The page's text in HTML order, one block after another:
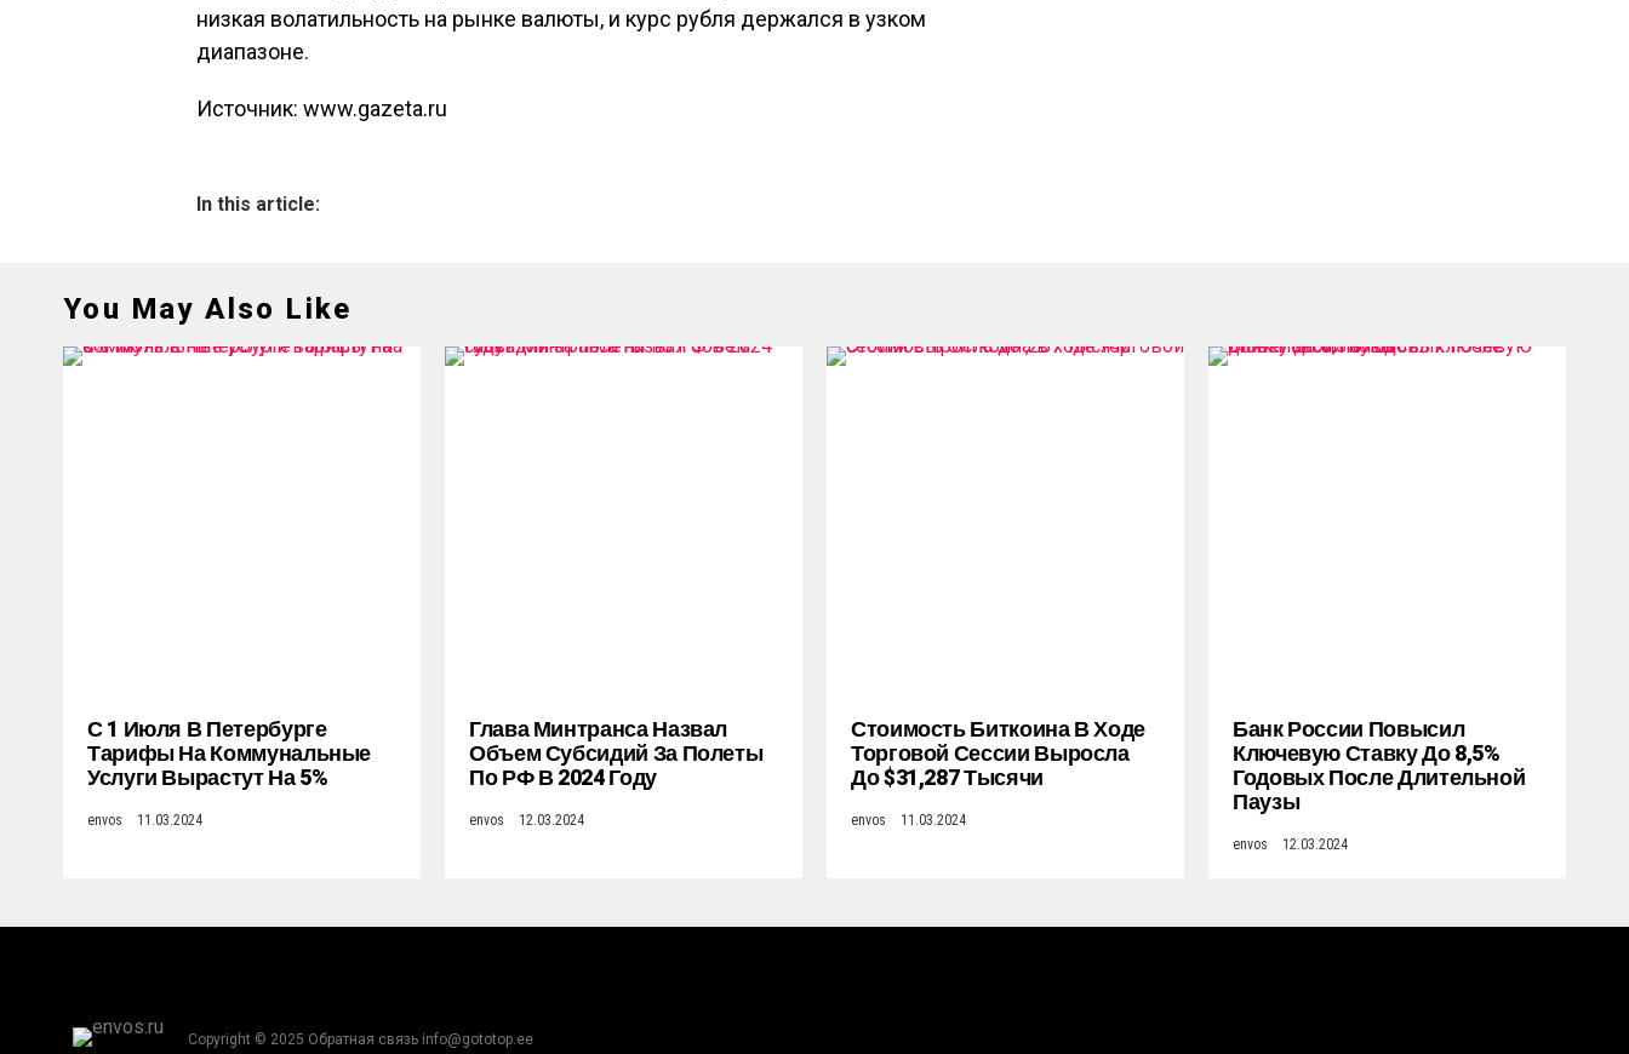
низкая волатильность на рынке валюты, и курс рубля держался в узком
диапазоне.
Источник: www.gazeta.ru
In this article:
You May Also Like
С 1 Июля В Петербурге
Тарифы На Коммунальные
Услуги Вырастут На 5%
envos 11.03.2024
Глава Минтранса Назвал
Объем Субсидий За Полеты
По РФ В 2024 Году
envos 12.03.2024
Стоимость Биткоина В Ходе
Торговой Сессии Выросла
До $31,287 Тысячи
envos 11.03.2024
Банк России Повысил
Ключевую Ставку До 8,5%
Годовых После Длительной
Паузы
envos 12.03.2024
Copyright © 2025 Обратная связь info@gototop.ee